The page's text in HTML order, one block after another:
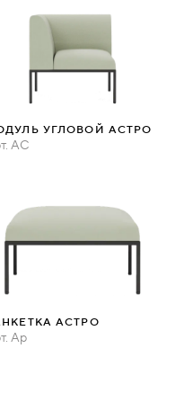
УГЛОВОЙ АСТРО
AC
АСТРО
Ap